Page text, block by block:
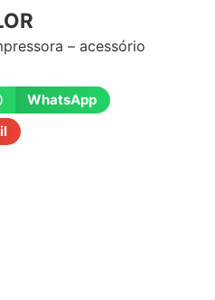
– acessório
WhatsApp